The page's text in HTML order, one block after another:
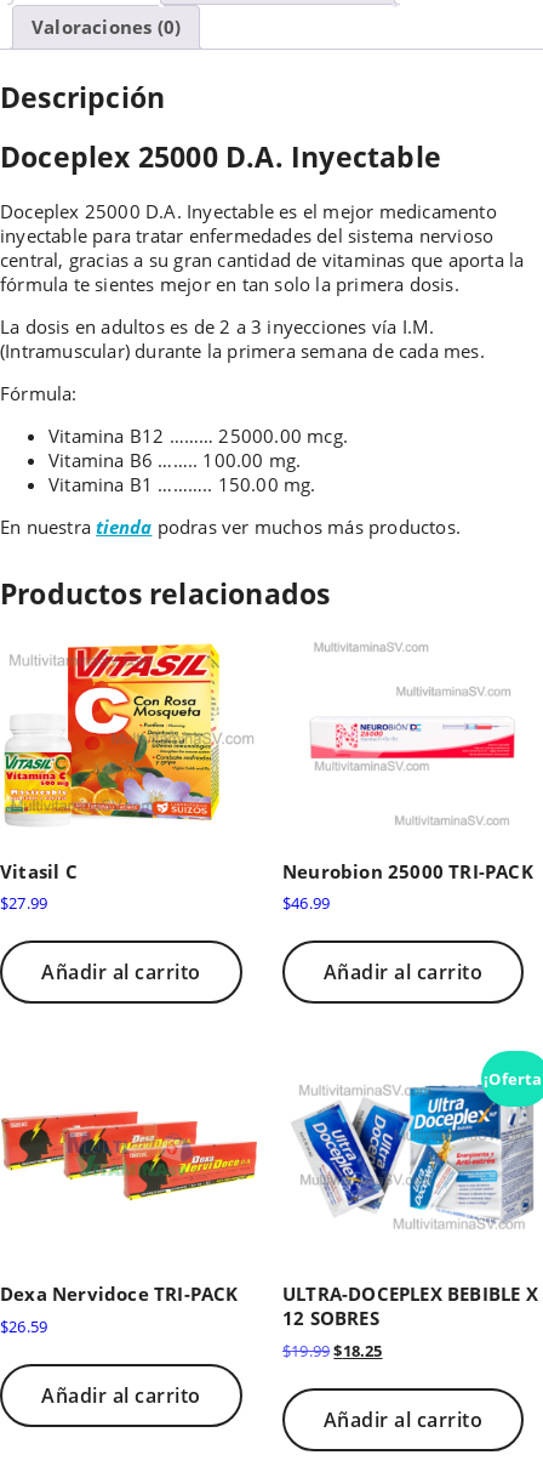
Valoraciones (0)
Descripción
Doceplex 25000 D.A. Inyectable
Doceplex 25000 D.A. Inyectable es el mejor medicamento
inyectable para tratar enfermedades del sistema nervioso
central, gracias a su gran cantidad de vitaminas que aporta la
fórmula te sientes mejor en tan solo la primera dosis.
La dosis en adultos es de 2 a 3 inyecciones vía I.M.
(Intramuscular) durante la primera semana de cada mes.
Fórmula:
Vitamina B12 ……… 25000.00 mcg.
Vitamina B6 …….. 100.00 mg.
Vitamina B1 ……….. 150.00 mg.
En nuestra tienda podras ver muchos más productos.
Productos relacionados
Vitasil C
$27.99
Añadir al carrito
Neurobion 25000 TRI-PACK
$46.99
Añadir al carrito
Dexa Nervidoce TRI-PACK
$26.59
Añadir al carrito
ULTRA-DOCEPLEX BEBIBLE X
12 SOBRES
$19.99El
original
era:
$18.25El
actual
es:
Añadir al carrito